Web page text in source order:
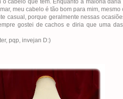
cabelo que tem. Enquanto a maioria
meu cabelo é tão bom para mim,
casual, porque geralmente nessas
gostei de cachos e diria que uma
pqp, invejan D:)